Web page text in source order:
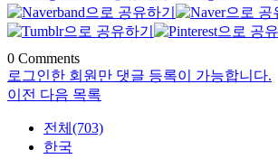
0 Comments
로그인한 회원만 댓글 등록이 가능합니다.
이전 다음 목록
전체(703)
한국